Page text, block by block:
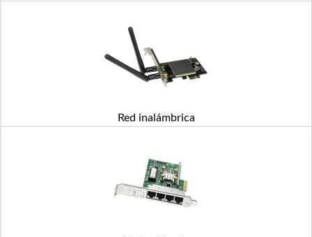
Red inalámbrica